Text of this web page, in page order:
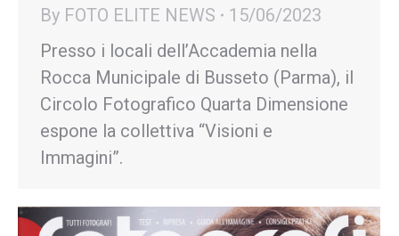
By FOTO ELITE NEWS
15/06/2023
Presso i locali dell’Accademia nella
Rocca Municipale di Busseto (Parma), il
Circolo Fotografico Quarta Dimensione
espone la collettiva “Visioni e
Immagini”.